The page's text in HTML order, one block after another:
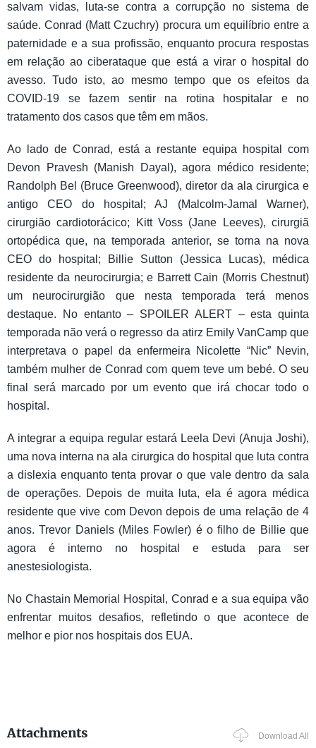
salvam vidas, luta-se contra a corrupção no sistema de
saúde. Conrad (Matt Czuchry) procura um equilíbrio entre a
paternidade e a sua profissão, enquanto procura respostas
em relação ao ciberataque que está a virar o hospital do
avesso. Tudo isto, ao mesmo tempo que os efeitos da
COVID-19 se fazem sentir na rotina hospitalar e no
tratamento dos casos que têm em mãos.
Ao lado de Conrad, está a restante equipa hospital com
Devon Pravesh (Manish Dayal), agora médico residente;
Randolph Bel (Bruce Greenwood), diretor da ala cirurgica e
antigo CEO do hospital; AJ (Malcolm-Jamal Warner),
cirurgião cardiotorácico; Kitt Voss (Jane Leeves), cirurgiã
ortopédica que, na temporada anterior, se torna na nova
CEO do hospital; Billie Sutton (Jessica Lucas), médica
residente da neurocirurgia; e Barrett Cain (Morris Chestnut)
um neurocirurgião que nesta temporada terá menos
destaque. No entanto – SPOILER ALERT – esta quinta
temporada não verá o regresso da atirz Emily VanCamp que
interpretava o papel da enfermeira Nicolette “Nic” Nevin,
também mulher de Conrad com quem teve um bebé. O seu
final será marcado por um evento que irá chocar todo o
hospital.
A integrar a equipa regular estará Leela Devi (Anuja Joshi),
uma nova interna na ala cirurgica do hospital que luta contra
a dislexia enquanto tenta provar o que vale dentro da sala
de operações. Depois de muita luta, ela é agora médica
residente que vive com Devon depois de uma relação de 4
anos. Trevor Daniels (Miles Fowler) é o filho de Billie que
agora é interno no hospital e estuda para ser
anestesiologista.
No Chastain Memorial Hospital, Conrad e a sua equipa vão
enfrentar muitos desafios, refletindo o que acontece de
melhor e pior nos hospitais dos EUA.
Attachments Download All